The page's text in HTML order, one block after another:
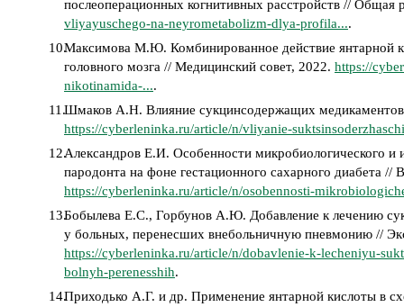
послеоперационных когнитивных расстройств // Общая
vliyayuschego-na-neyrometabolizm-dlya-profila....
Максимова М.Ю. Комбинированное действие янтарной
головного мозга // Медицинский совет, 2022. https://
nikotinamida-....
Шмаков А.Н. Влияние сукцинсодержащих медикаментов
https://cyberleninka.ru/article/n/vliyanie-
Александров Е.И. Особенности микробиологического и
пародонта на фоне гестационного сахарного диабета //
https://cyberleninka.ru/article/n/osobennosti-
Бобылева Е.С., Горбунов А.Ю. Добавление к лечению
у больных, перенесших внебольничную пневмонию //
https://cyberleninka.ru/article/n/dobavlenie-k-lecheniyu-
bolnyh-perenesshih.
Приходько А.Г. и др. Применение янтарной кислоты в